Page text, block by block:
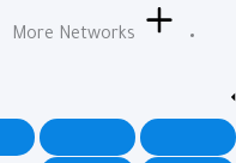
More Networks